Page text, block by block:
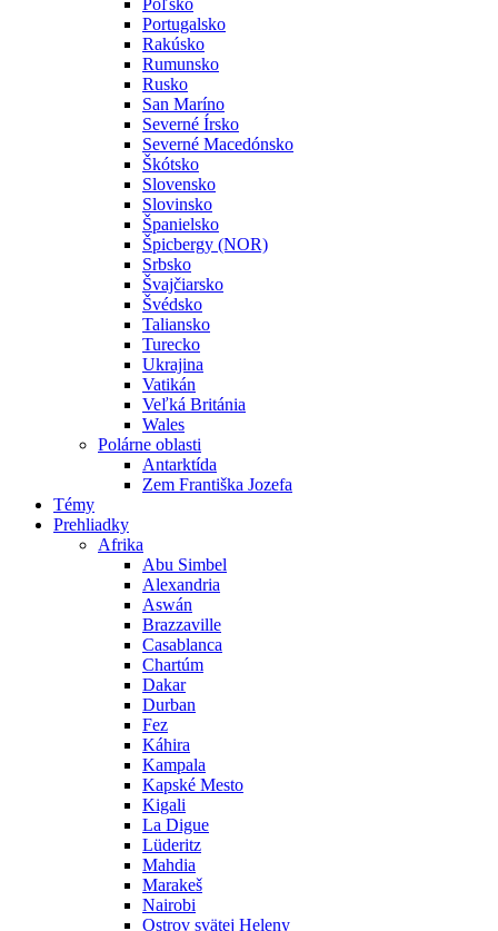
Poľsko
Portugalsko
Rakúsko
Rumunsko
Rusko
San Maríno
Severné Írsko
Severné Macedónsko
Škótsko
Slovensko
Slovinsko
Španielsko
Špicbergy (NOR)
Srbsko
Švajčiarsko
Švédsko
Taliansko
Turecko
Ukrajina
Vatikán
Veľká Británia
Wales
Polárne oblasti
Antarktída
Zem Františka Jozefa
Témy
Prehliadky
Afrika
Abu Simbel
Alexandria
Aswán
Brazzaville
Casablanca
Chartúm
Dakar
Durban
Fez
Káhira
Kampala
Kapské Mesto
Kigali
La Digue
Lüderitz
Mahdia
Marakeš
Nairobi
Ostrov svätej Heleny